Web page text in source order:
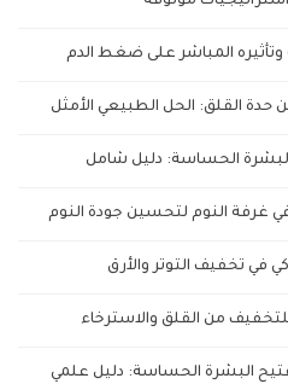
وتأثيره المباشر على ضغط الدم
القلق: الحل الطبيعي الأمثل
البشرة الحساسة: دليل شامل
غرفة النوم لتحسين جودة النوم
في تخفيف التوتر والأرق
من القلق والاسترخاء
البشرة الحساسة: دليل علمي